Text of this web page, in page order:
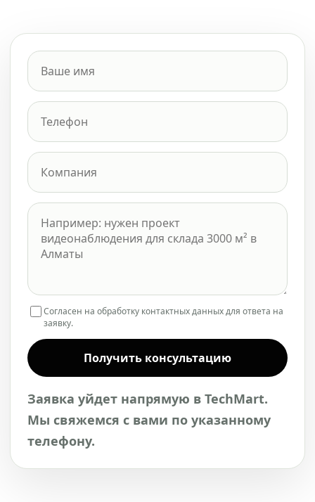
Согласен на обработку контактных данных для ответа на
заявку.
Получить консультацию
Заявка уйдет напрямую в TechMart.
Мы свяжемся с вами по указанному
телефону.